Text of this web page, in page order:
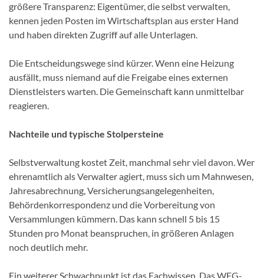
größere Transparenz: Eigentümer, die selbst verwalten,
kennen jeden Posten im Wirtschaftsplan aus erster Hand
und haben direkten Zugriff auf alle Unterlagen.
Die Entscheidungswege sind kürzer. Wenn eine Heizung
ausfällt, muss niemand auf die Freigabe eines externen
Dienstleisters warten. Die Gemeinschaft kann unmittelbar
reagieren.
Nachteile und typische Stolpersteine
Selbstverwaltung kostet Zeit, manchmal sehr viel davon. Wer
ehrenamtlich als Verwalter agiert, muss sich um Mahnwesen,
Jahresabrechnung, Versicherungsangelegenheiten,
Behördenkorrespondenz und die Vorbereitung von
Versammlungen kümmern. Das kann schnell 5 bis 15
Stunden pro Monat beanspruchen, in größeren Anlagen
noch deutlich mehr.
Ein weiterer Schwachpunkt ist das Fachwissen. Das WEG-